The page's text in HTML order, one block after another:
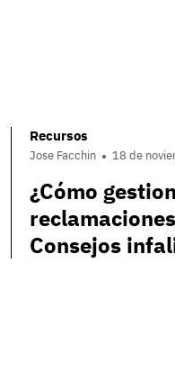
Recursos
Jose Facchin 18 de
¿Cómo
Consejos